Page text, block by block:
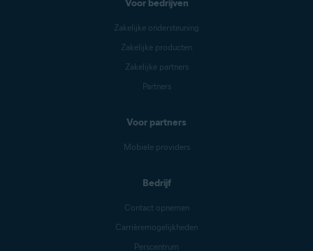
Voor bedrijven
Zakelijke ondersteuning
Zakelijke producten
Zakelijke partners
Partners
Voor partners
Mobiele providers
Bedrijf
Contact opnemen
Carrièremogelijkheden
Perscentrum